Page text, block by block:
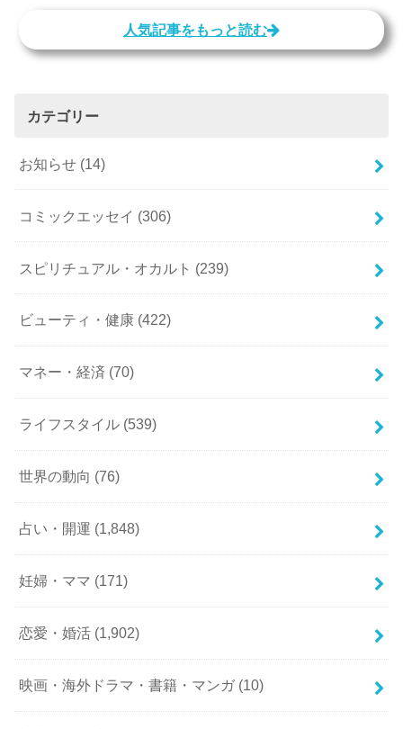
人気記事をもっと読む
カテゴリー
お知らせ (14)
コミックエッセイ (306)
スピリチュアル・オカルト (239)
ビューティ・健康 (422)
マネー・経済 (70)
ライフスタイル (539)
世界の動向 (76)
占い・開運 (1,848)
妊婦・ママ (171)
恋愛・婚活 (1,902)
映画・海外ドラマ・書籍・マンガ (10)